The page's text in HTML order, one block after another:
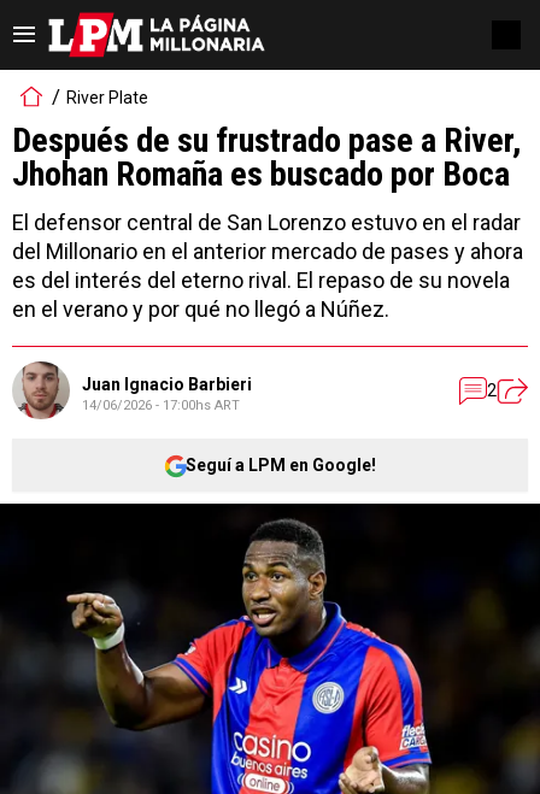
River Plate
Después de su frustrado pase a River,
Jhohan Romaña es buscado por Boca
El defensor central de San Lorenzo estuvo en el radar
del Millonario en el anterior mercado de pases y ahora
es del interés del eterno rival. El repaso de su novela
en el verano y por qué no llegó a Núñez.
Juan Ignacio Barbieri
14/06/2026 - 17:00hs ART
2
Seguí a LPM en Google!